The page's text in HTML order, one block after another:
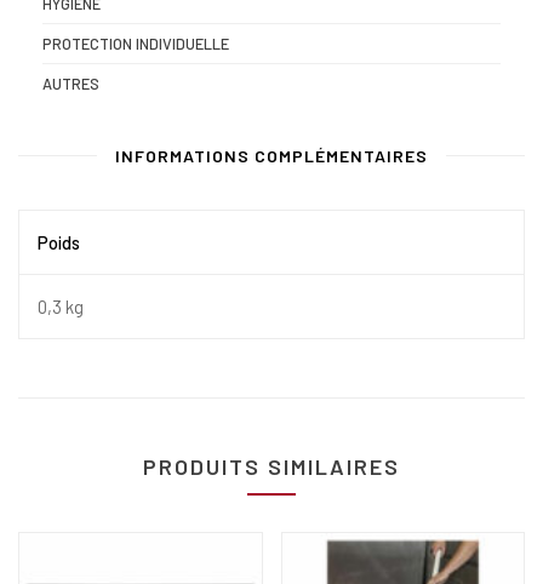
PROTECTION INDIVIDUELLE
AUTRES
INFORMATIONS COMPLÉMENTAIRES
Poids
0,3 kg
PRODUITS SIMILAIRES